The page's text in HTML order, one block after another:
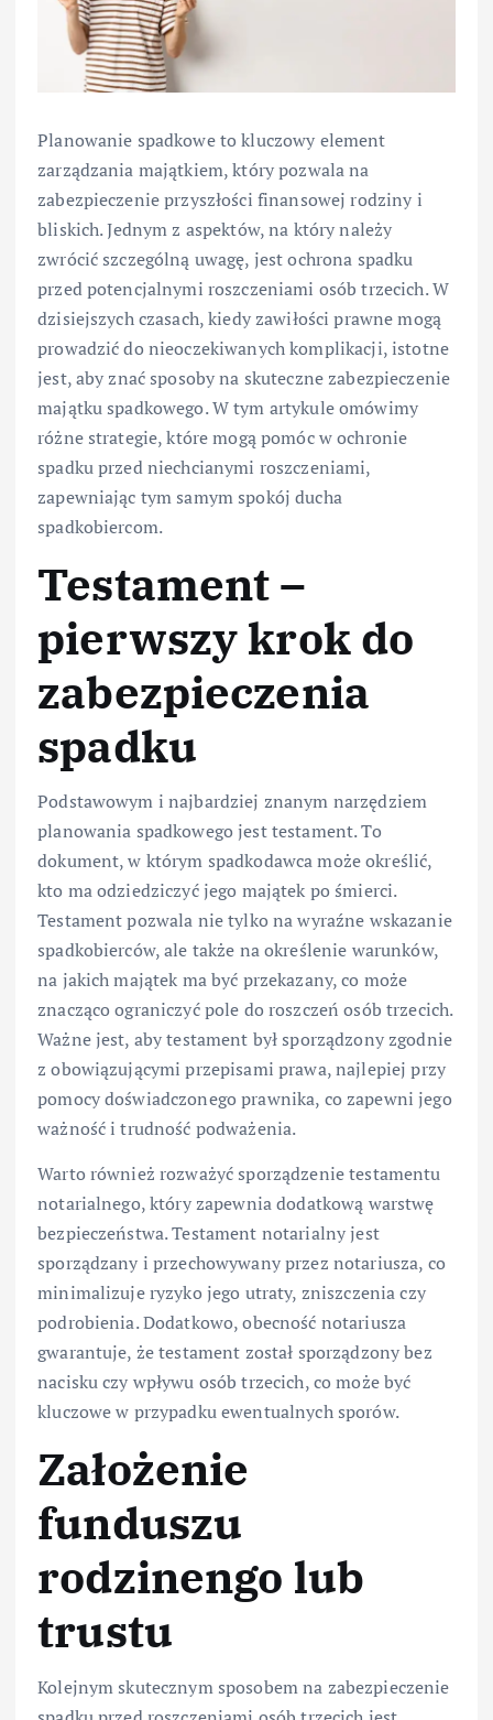
Planowanie spadkowe to kluczowy element
zarządzania majątkiem, który pozwala na
zabezpieczenie przyszłości finansowej rodziny i
bliskich. Jednym z aspektów, na który należy
zwrócić szczególną uwagę, jest ochrona spadku
przed potencjalnymi roszczeniami osób trzecich. W
dzisiejszych czasach, kiedy zawiłości prawne mogą
prowadzić do nieoczekiwanych komplikacji, istotne
jest, aby znać sposoby na skuteczne zabezpieczenie
majątku spadkowego. W tym artykule omówimy
różne strategie, które mogą pomóc w ochronie
spadku przed niechcianymi roszczeniami,
zapewniając tym samym spokój ducha
spadkobiercom.
Testament –
pierwszy krok do
zabezpieczenia
spadku
Podstawowym i najbardziej znanym narzędziem
planowania spadkowego jest testament. To
dokument, w którym spadkodawca może określić,
kto ma odziedziczyć jego majątek po śmierci.
Testament pozwala nie tylko na wyraźne wskazanie
spadkobierców, ale także na określenie warunków,
na jakich majątek ma być przekazany, co może
znacząco ograniczyć pole do roszczeń osób trzecich.
Ważne jest, aby testament był sporządzony zgodnie
z obowiązującymi przepisami prawa, najlepiej przy
pomocy doświadczonego prawnika, co zapewni jego
ważność i trudność podważenia.
Warto również rozważyć sporządzenie testamentu
notarialnego, który zapewnia dodatkową warstwę
bezpieczeństwa. Testament notarialny jest
sporządzany i przechowywany przez notariusza, co
minimalizuje ryzyko jego utraty, zniszczenia czy
podrobienia. Dodatkowo, obecność notariusza
gwarantuje, że testament został sporządzony bez
nacisku czy wpływu osób trzecich, co może być
kluczowe w przypadku ewentualnych sporów.
Założenie
funduszu
rodzinengo lub
trustu
Kolejnym skutecznym sposobem na zabezpieczenie